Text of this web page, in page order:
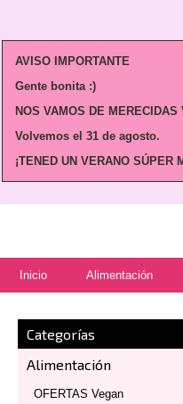
AVISO IMPORTANTE
Gente bonita :)
NOS VAMOS DE MERECIDAS
Volvemos el 31 de agosto.
¡TENED UN VERANO SÚPER
Inicio Alimentación
Categorías
Alimentación
OFERTAS Vegan